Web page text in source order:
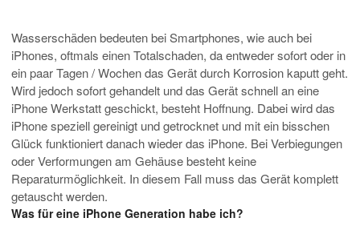
Wasserschäden bedeuten bei Smartphones, wie auch bei
iPhones, oftmals einen Totalschaden, da entweder sofort oder in
ein paar Tagen / Wochen das Gerät durch Korrosion kaputt geht.
Wird jedoch sofort gehandelt und das Gerät schnell an eine
iPhone Werkstatt geschickt, besteht Hoffnung. Dabei wird das
iPhone speziell gereinigt und getrocknet und mit ein bisschen
Glück funktioniert danach wieder das iPhone. Bei Verbiegungen
oder Verformungen am Gehäuse besteht keine
Reparaturmöglichkeit. In diesem Fall muss das Gerät komplett
getauscht werden.
Was für eine iPhone Generation habe ich?